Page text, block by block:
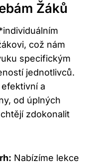
Žáků
což nám
specifickým
jednotlivců.
a
od úplných
zdokonalit
Nabízíme lekce